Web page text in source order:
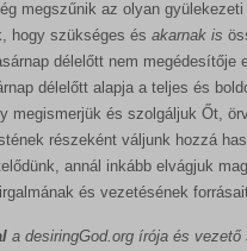
megszűnik az olyan gyülekezeti
hogy szükséges és akarnak is
délelőtt nem megédesítője
délelőtt alapja a teljes és
megismerjük és szolgáljuk Őt,
részeként váljunk hozzá
annál inkább elvágjuk
és vezetésének
a desiringGod.org írója és